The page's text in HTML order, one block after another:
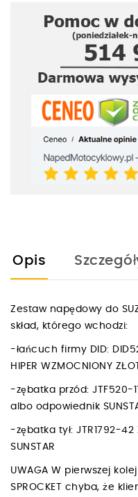
Opis
Zestaw napędowy do
skład, którego wchodzi:
-łańcuch firmy DID:
HIPER WZMOCNIONY
-zębatka przód: JTF520-
albo odpowiednik
-zębatka tył: JTR1792-
SUNSTAR
UWAGA W pierwszej
SPROCKET chyba, że